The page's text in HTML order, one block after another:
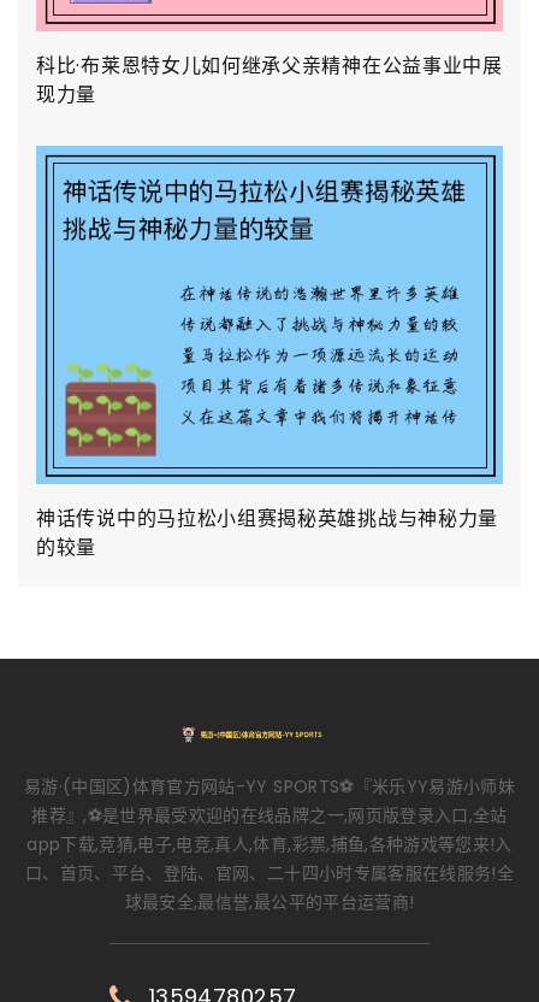
科比·布莱恩特女儿如何继承父亲精神在公益事业中展
现力量
神话传说中的马拉松小组赛揭秘英雄挑战与神秘力量
的较量
易游·(中国区)体育官方网站-YY SPORTS⚽️『米乐YY易游小师妹
推荐』,⚽️是世界最受欢迎的在线品牌之一,网页版登录入口,全站
app下载,竞猜,电子,电竞,真人,体育,彩票,捕鱼,各种游戏等您来!入
口、首页、平台、登陆、官网、二十四小时专属客服在线服务!全
球最安全,最信誉,最公平的平台运营商!